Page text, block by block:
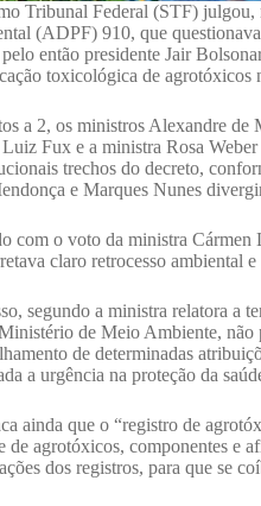
Tribunal Federal (STF) julgou,
(ADPF) 910, que
pelo então presidente Jair
toxicológica de agrotóxicos
a 2, os ministros Alexandre
Fux e a ministra Rosa
trechos do decreto,
e Marques Nunes
com o voto da ministra Cármen
claro retrocesso ambiental
segundo a ministra relatora a
de Meio Ambiente, não
de determinadas
a urgência na proteção da
ainda que o “registro de
de agrotóxicos, componentes e
dos registros, para que se